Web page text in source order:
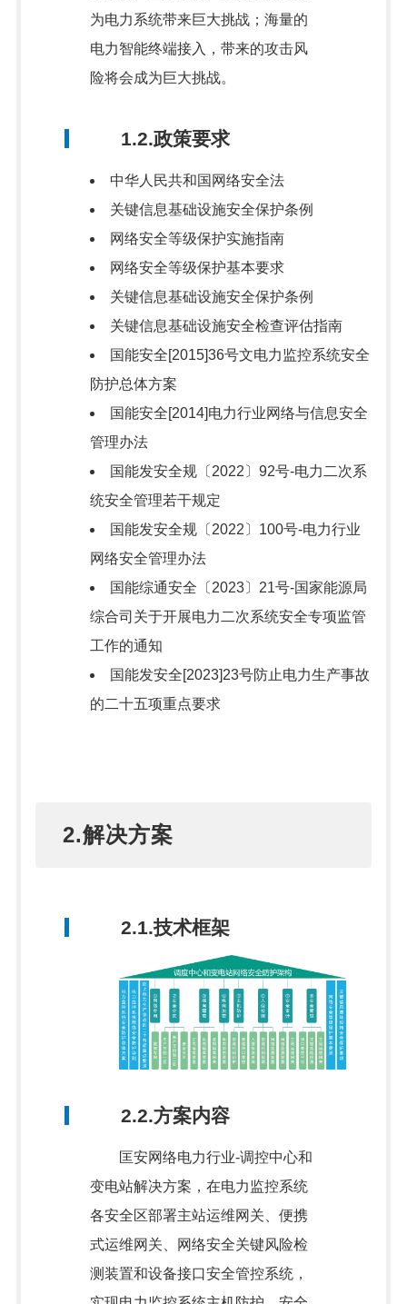
为电力系统带来巨大挑战；海量的
电力智能终端接入，带来的攻击风
险将会成为巨大挑战。
1.2.政策要求
中华人民共和国网络安全法
关键信息基础设施安全保护条例
网络安全等级保护实施指南
网络安全等级保护基本要求
关键信息基础设施安全保护条例
关键信息基础设施安全检查评估指南
国能安全[2015]36号文电力监控系统安全
防护总体方案
国能安全[2014]电力行业网络与信息安全
管理办法
国能发安全规〔2022〕92号-电力二次系
统安全管理若干规定
国能发安全规〔2022〕100号-电力行业
网络安全管理办法
国能综通安全〔2023〕21号-国家能源局
综合司关于开展电力二次系统安全专项监管
工作的通知
国能发安全[2023]23号防止电力生产事故
的二十五项重点要求
2.解决方案
2.1.技术框架
2.2.方案内容
匡安网络电力行业-调控中心和
变电站解决方案，在电力监控系统
各安全区部署主站运维网关、便携
式运维网关、网络安全关键风险检
测装置和设备接口安全管控系统，